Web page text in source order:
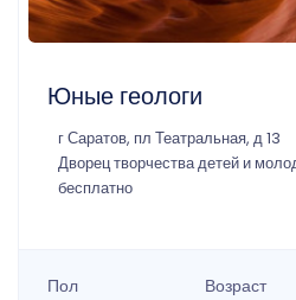
Юные геологи
г Саратов, пл Театральная, д 13
Дворец творчества детей и
бесплатно
Пол Возраст